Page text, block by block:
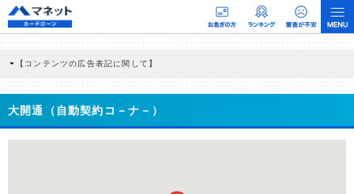
【コンテンツの広告表記に関して】
商品を根拠なくPRするものではなく、当編集部の調査／ユーザーへの口コミ収集な
どに基づき、公平性を担保した情報提供を行っています。
>提携企業一覧
大開通（自動契約コ－ナ－）